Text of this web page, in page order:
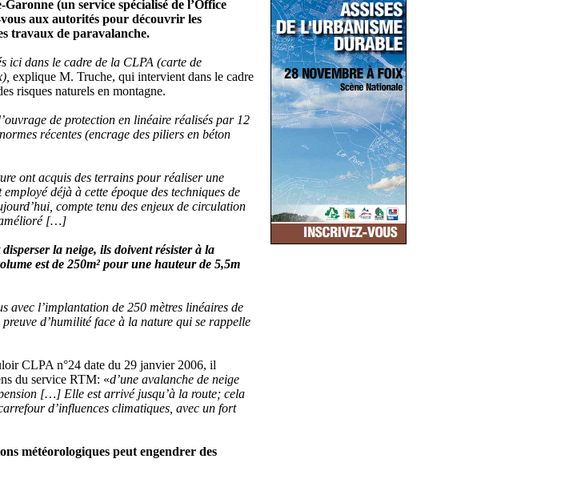
(un service spécialisé de l’Office
aux autorités pour découvrir les
travaux de paravalanche.
ici dans le cadre de la CLPA (carte de
explique M. Truche, qui intervient dans le cadre
risques naturels en montagne.
de protection en linéaire réalisés par 12
récentes (encrage des piliers en béton
ont acquis des terrains pour réaliser une
déjà à cette époque des techniques de
compte tenu des enjeux de circulation
amélioré […]
la neige, ils doivent résister à la
est de 250m² pour une hauteur de 5,5m
avec l’implantation de 250 mètres linéaires de
d’humilité face à la nature qui se rappelle
CLPA n°24 date du 29 janvier 2006, il
du service RTM: «d’une avalanche de neige
[…] Elle est arrivé jusqu’à la route; cela
d’influences climatiques, avec un fort
météorologiques peut engendrer des